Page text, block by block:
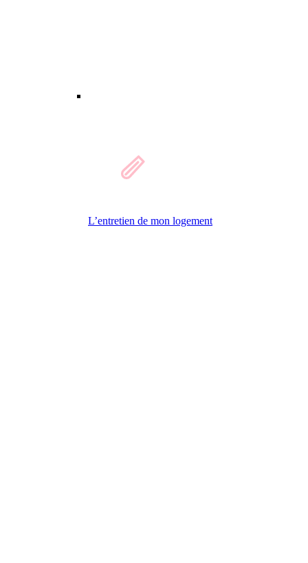
L’entretien de mon logement